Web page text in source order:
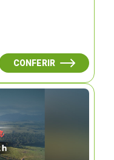
CONFERIR